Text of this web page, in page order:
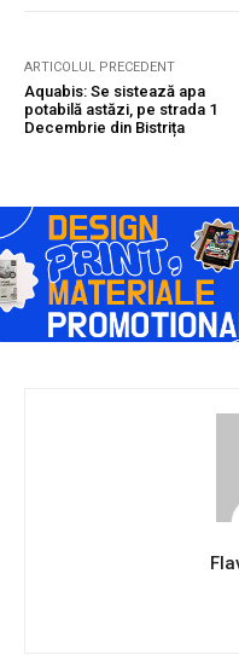
ARTICOLUL PRECEDENT
Aquabis: Se sistează apa
potabilă astăzi, pe strada 1
Decembrie din Bistrița